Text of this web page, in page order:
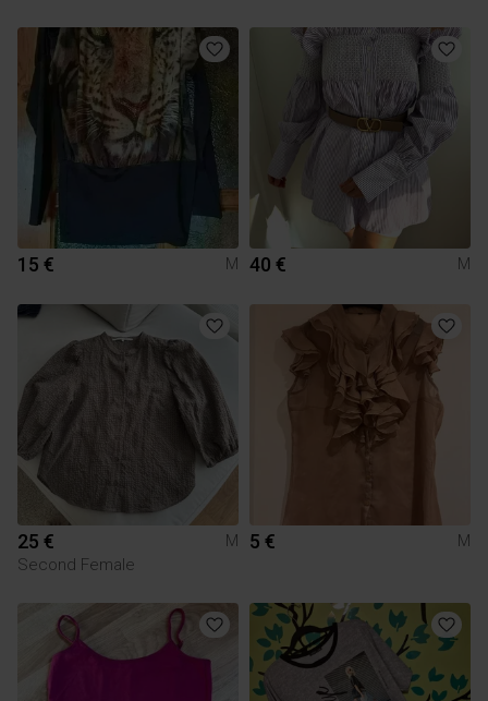
15 € M 40 € M
25 €
M
Second Female
5 € M